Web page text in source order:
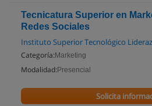
Tecnicatura Superior en
Redes Sociales
Instituto Superior Tecnológico
Categoría: Marketing
Modalidad: Presencial
Solicita